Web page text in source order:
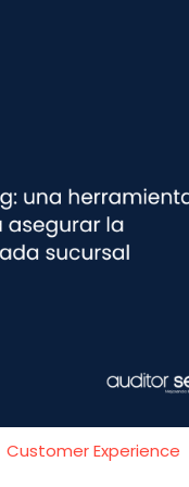
Customer Experience